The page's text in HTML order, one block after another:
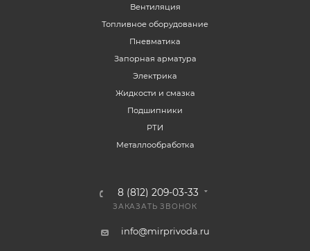
Вентиляция
Топливное оборудование
Пневматика
Запорная арматура
Электрика
Жидкости и смазка
Подшипники
РТИ
Металлообработка
8 (812) 209-03-33
ЗАКАЗАТЬ ЗВОНОК
info@mirprivoda.ru